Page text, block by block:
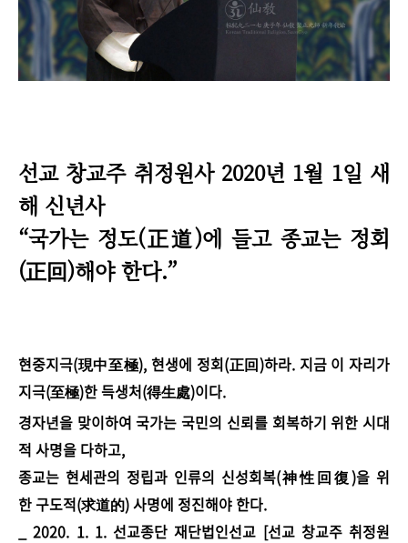
선교 창교주 취정원사 2020년 1월 1일 새
해 신년사
“국가는 정도(正道)에 들고 종교는 정회
(正回)해야 한다.”
현중지극(現中至極), 현생에 정회(正回)하라. 지금 이 자리가
지극(至極)한 득생처(得生處)이다.
경자년을 맞이하여 국가는 국민의 신뢰를 회복하기 위한 시대
적 사명을 다하고,
종교는 현세관의 정립과 인류의 신성회복(神性回復)을 위
한 구도적(求道的) 사명에 정진해야 한다.
_ 2020. 1. 1. 선교종단 재단법인선교 [선교 창교주 취정원